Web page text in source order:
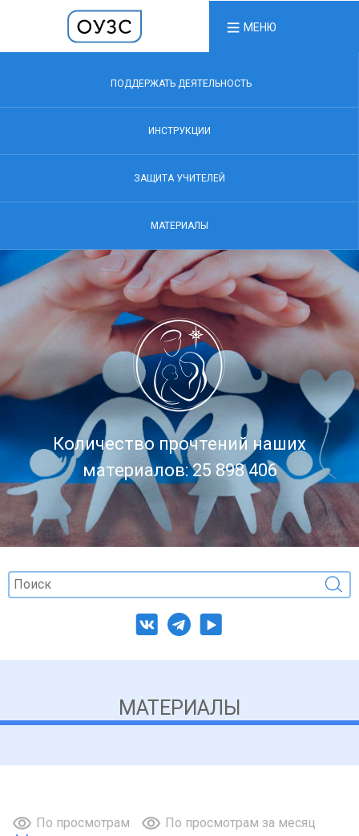
МЕНЮ
ПОДДЕРЖАТЬ ДЕЯТЕЛЬНОСТЬ
ИНСТРУКЦИИ
ЗАЩИТА УЧИТЕЛЕЙ
МАТЕРИАЛЫ
Количество прочтений наших
материалов: 25 898 406
МАТЕРИАЛЫ
По просмотрам
По просмотрам за месяц